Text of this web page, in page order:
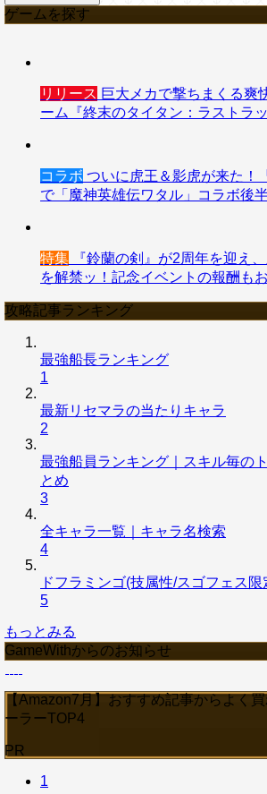
ゲームを探す
リリース 巨大メカで撃ちまくる爽
ーム『終末のタイタン：ラストラ
コラボ ついに虎王＆影虎が来た！
で「魔神英雄伝ワタル」コラボ後
特集 『鈴蘭の剣』が2周年を迎え
を解禁ッ！記念イベントの報酬も
攻略記事ランキング
最強船長ランキング
1
最新リセマラの当たりキャラ
2
最強船員ランキング｜スキル毎の
とめ
3
全キャラ一覧｜キャラ名検索
4
ドフラミンゴ(技属性/スゴフェス
5
もっとみる
GameWithからのお知らせ
【Amazon7月】おすすめ記事からよく
ーラーTOP4
PR
1